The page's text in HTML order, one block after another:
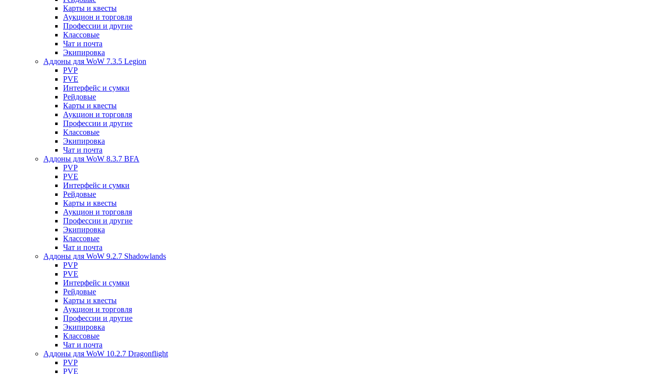
Карты и квесты
Аукцион и торговля
Профессии и другие
Классовые
Чат и почта
Экипировка
Аддоны для WoW 7.3.5 Legion
PVP
PVE
Интерфейс и сумки
Рейдовые
Карты и квесты
Аукцион и торговля
Профессии и другие
Классовые
Экипировка
Чат и почта
Аддоны для WoW 8.3.7 BFA
PVP
PVE
Интерфейс и сумки
Рейдовые
Карты и квесты
Аукцион и торговля
Профессии и другие
Экипировка
Классовые
Чат и почта
Аддоны для WoW 9.2.7 Shadowlands
PVP
PVE
Интерфейс и сумки
Рейдовые
Карты и квесты
Аукцион и торговля
Профессии и другие
Экипировка
Классовые
Чат и почта
Аддоны для WoW 10.2.7 Dragonflight
PVP
PVE